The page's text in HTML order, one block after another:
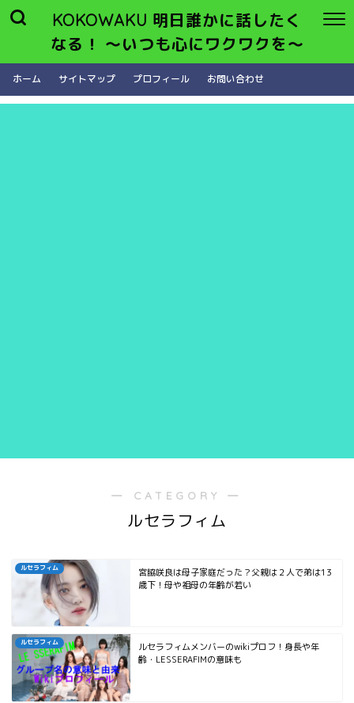
KOKOWAKU 明日誰かに話したく
なる！ 〜いつも心にワクワクを〜
ホーム サイトマップ プロフィール お問い合わせ
― CATEGORY ―
ルセラフィム
ルセラフィム
宮脇咲良は母子家庭だった？父親は２人で弟は13
歳下！母や祖母の年齢が若い
ルセラフィム
ルセラフィムメンバーのwikiプロフ！身長や年
齢・LESSERAFIMの意味も